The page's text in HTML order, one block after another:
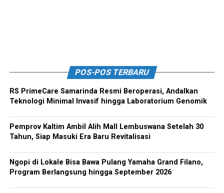
POS-POS TERBARU
RS PrimeCare Samarinda Resmi Beroperasi, Andalkan
Teknologi Minimal Invasif hingga Laboratorium Genomik
Pemprov Kaltim Ambil Alih Mall Lembuswana Setelah 30
Tahun, Siap Masuki Era Baru Revitalisasi
Ngopi di Lokale Bisa Bawa Pulang Yamaha Grand Filano,
Program Berlangsung hingga September 2026